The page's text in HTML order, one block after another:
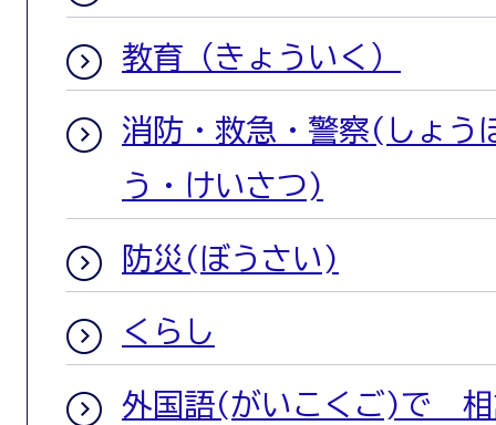
教育（きょういく）
消防・救急・警察(しょう
う・けいさつ)
防災(ぼうさい)
くらし
外国語(がいこくご)で